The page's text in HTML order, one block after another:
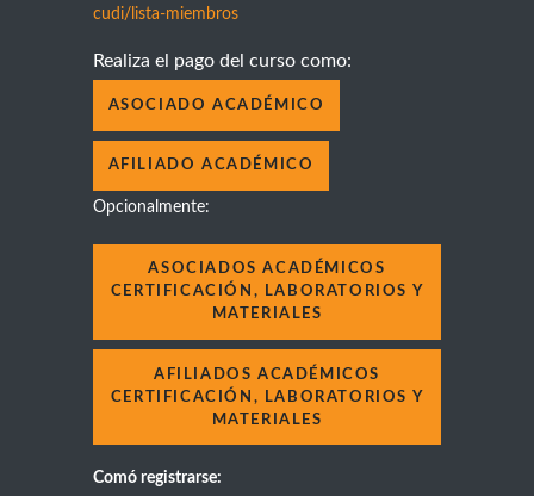
cudi/lista-miembros
Realiza el pago del curso como:
ASOCIADO ACADÉMICO
AFILIADO ACADÉMICO
Opcionalmente:
ASOCIADOS ACADÉMICOS
CERTIFICACIÓN, LABORATORIOS Y
MATERIALES
AFILIADOS ACADÉMICOS
CERTIFICACIÓN, LABORATORIOS Y
MATERIALES
Comó registrarse: